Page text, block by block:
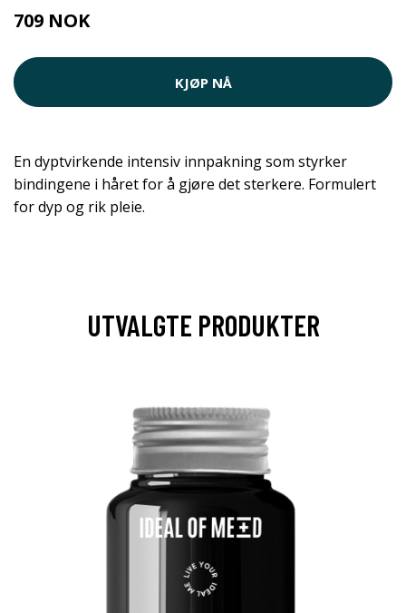
709 NOK
KJØP NÅ
En dyptvirkende intensiv innpakning som styrker
bindingene i håret for å gjøre det sterkere. Formulert
for dyp og rik pleie.
UTVALGTE PRODUKTER